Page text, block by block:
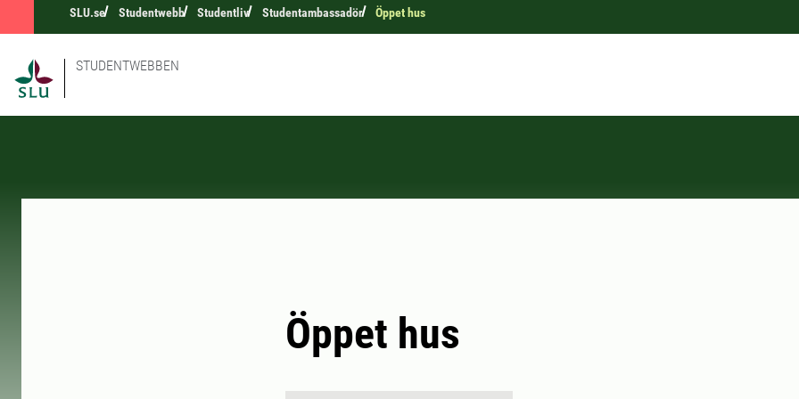
SLU.se Studentwebb Studentliv Studentambassadör Öppet hus
STUDENTWEBBEN
Öppet hus